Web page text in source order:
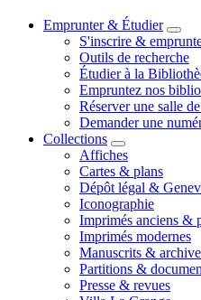
Emprunter & Étudier
S'inscrire &
Outils de recherche
Étudier à la
Empruntez nos
Réserver une salle
Demander une
Collections
Affiches
Cartes & plans
Dépôt légal &
Iconographie
Imprimés anciens &
Imprimés modernes
Manuscrits &
Partitions &
Presse & revues